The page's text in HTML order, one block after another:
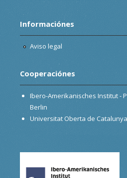
Informaciónes
Aviso legal
Cooperaciónes
Ibero-Amerikanisches Institut -
Berlin
Universitat Oberta de Catalunya